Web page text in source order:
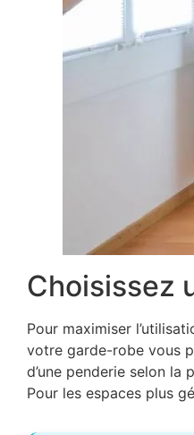
Choisissez
Pour maximiser
votre garde-robe vous
d’une penderie selon
Pour les espaces plus